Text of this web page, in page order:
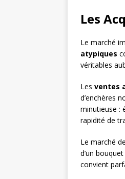
Les
Le marché
atypiques
véritables
Les ventes
d’enchères
minutieuse :
rapidité de
Le marché
d’un
convient